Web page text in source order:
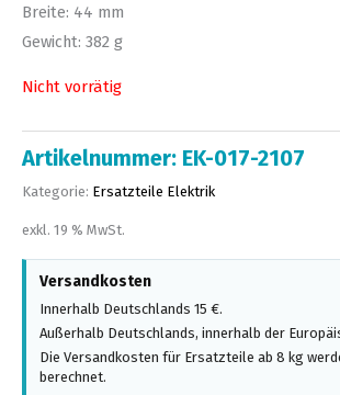
Breite: 44 mm
Gewicht: 382 g
Nicht vorrätig
Artikelnummer: EK-017-2107
Kategorie: Ersatzteile Elektrik
exkl. 19 % MwSt.
Versandkosten
Innerhalb Deutschlands 15 €.
Außerhalb Deutschlands, innerhalb der
Die Versandkosten für Ersatzteile ab 8 kg
berechnet.